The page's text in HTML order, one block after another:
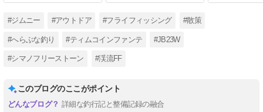
#ジムニー #アウトドア #フライフィッシング #散策
#へらぶな釣り #ティムコインファンテ #JB23W
#シマノフリーストーン #渓流FF
このブログのここがポイント
詳細な釣行記と整備記録の融合